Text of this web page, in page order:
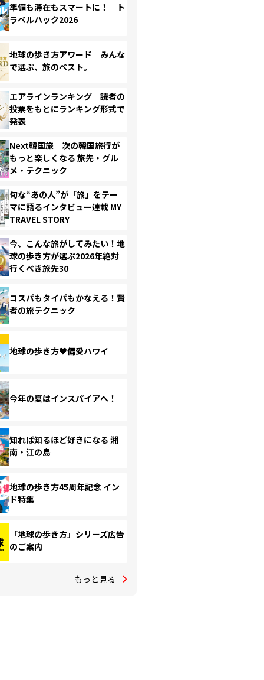
準備も滞在もスマートに！ ト
ラベルハック2026
地球の歩き方アワード みんな
で選ぶ、旅のベスト。
エアラインランキング 読者の
投票をもとにランキング形式で
発表
Next韓国旅 次の韓国旅行が
もっと楽しくなる 旅先・グル
メ・テクニック
旬な“あの人”が「旅」をテー
マに語るインタビュー連載 MY
TRAVEL STORY
今、こんな旅がしてみたい！地
球の歩き方が選ぶ2026年絶対
行くべき旅先30
コスパもタイパもかなえる！賢
者の旅テクニック
地球の歩き方♥偏愛ハワイ
今年の夏はインスパイアへ！
知れば知るほど好きになる 湘
南・江の島
地球の歩き方45周年記念 イン
ド特集
「地球の歩き方」シリーズ広告
のご案内
もっと見る